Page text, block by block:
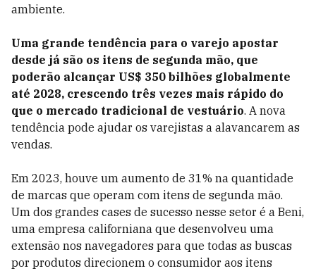
ambiente.
Uma grande tendência para o varejo apostar
desde já são os itens de segunda mão, que
poderão alcançar US$ 350 bilhões globalmente
até 2028, crescendo três vezes mais rápido do
que o mercado tradicional de vestuário. A nova
tendência pode ajudar os varejistas a alavancarem as
vendas.
Em 2023, houve um aumento de 31% na quantidade
de marcas que operam com itens de segunda mão.
Um dos grandes cases de sucesso nesse setor é a Beni,
uma empresa californiana que desenvolveu uma
extensão nos navegadores para que todas as buscas
por produtos direcionem o consumidor aos itens